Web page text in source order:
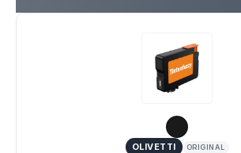
OLIVETTI ORIGINAL